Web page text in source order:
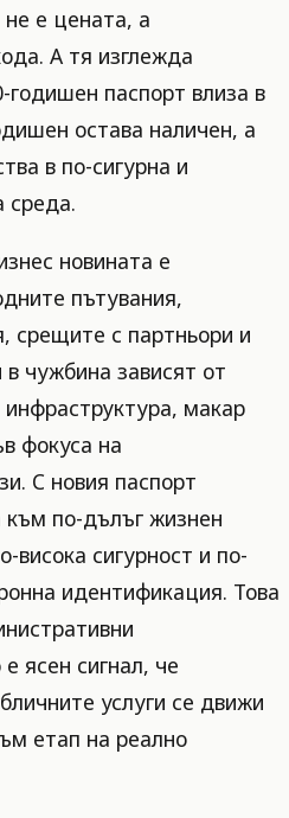
не е цената, а
А тя изглежда
паспорт влиза в
остава наличен, а
в по-сигурна и
среда.
новината е
пътувания,
срещите с партньори и
чужбина зависят от
макар
фокуса на
С новия паспорт
към по-дълъг жизнен
висока сигурност и по-
идентификация. Това
ясен сигнал, че
услуги се движи
етап на реално